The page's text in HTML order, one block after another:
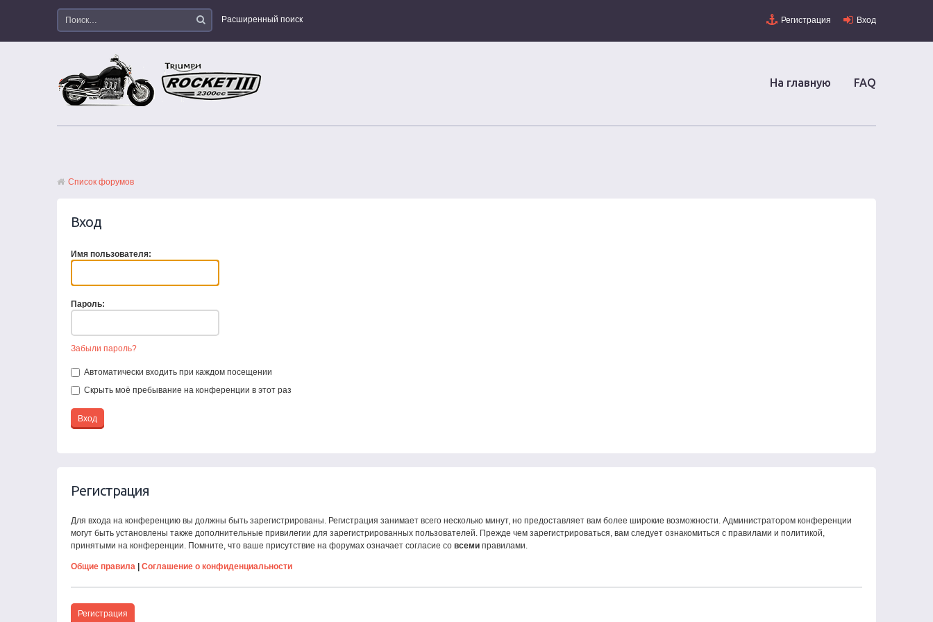
Регистрация Вход
Расширенный поиск
На главную FAQ
Список форумов
Вход
Имя пользователя:
Пароль:
Забыли пароль?
Автоматически входить при каждом посещении
Скрыть моё пребывание на конференции в этот раз
Регистрация
Для входа на конференцию вы должны быть зарегистрированы. Регистрация занимает всего несколько минут, но предоставляет вам более широкие возможности. Администратором конференции
могут быть установлены также дополнительные привилегии для зарегистрированных пользователей. Прежде чем зарегистрироваться, вам следует ознакомиться с правилами и политикой,
принятыми на конференции. Помните, что ваше присутствие на форумах означает согласие со всеми правилами.
Общие правила Соглашение о конфиденциальности
Регистрация